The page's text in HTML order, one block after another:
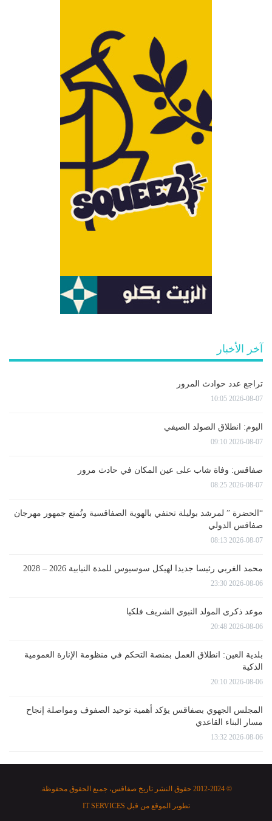
آخر الأخبار
تراجع عدد حوادث المرور
2026-08-07 10:05
اليوم: انطلاق الصولد الصيفي
2026-08-07 09:10
صفاقس: وفاة شاب على عين المكان في حادث مرور
2026-08-07 08:25
“الحضرة ” لمرشد بوليلة تحتفي بالهوية الصفاقسية وتُمتع جمهور مهرجان
صفاقس الدولي
2026-08-07 08:13
محمد الغربي رئيسا جديدا لهيكل سوسيوس للمدة النيابية 2026 – 2028
2026-08-06 23:30
موعد ذكرى المولد النبوي الشريف فلكيا
2026-08-06 20:48
بلدية العين: انطلاق العمل بمنصة التحكم في منظومة الإنارة العمومية
الذكية
2026-08-06 20:10
المجلس الجهوي بصفاقس يؤكد أهمية توحيد الصفوف ومواصلة إنجاح
مسار البناء القاعدي
2026-08-06 13:32
© 2012-2024 حقوق النشر تاريخ صفاقس، جميع الحقوق محفوظة.
تطوير الموقع من قبل IT SERVICES